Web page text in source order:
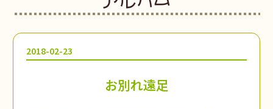
2018-02-23
お別れ遠足